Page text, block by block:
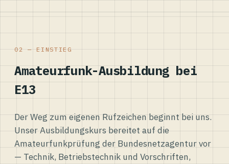
02 — EINSTIEG
Amateurfunk-Ausbildung bei
E13
Der Weg zum eigenen Rufzeichen beginnt bei uns.
Unser Ausbildungskurs bereitet auf die
Amateurfunkprüfung der Bundesnetzagentur vor
— Technik, Betriebstechnik und Vorschriften,